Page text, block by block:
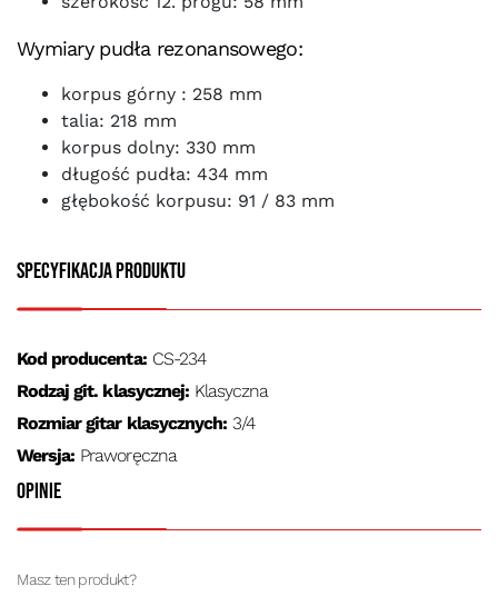
Opinie
Masz ten produkt?
Wymiary pudła rezonansowego:
korpus górny : 258 mm
talia: 218 mm
korpus dolny: 330 mm
długość pudła: 434 mm
głębokość korpusu: 91 / 83 mm
Specyfikacja produktu
Kod producenta: CS-234
Rodzaj git. klasycznej: Klasyczna
Rozmiar gitar klasycznych: 3/4
Wersja: Praworęczna